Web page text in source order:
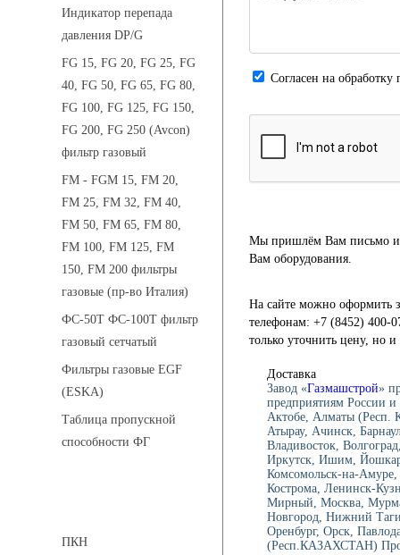
Индикатор перепада
давления DP/G
FG 15, FG 20, FG 25, FG
40, FG 50, FG 65, FG 80,
FG 100, FG 125, FG 150,
FG 200, FG 250 (Avcon)
фильтр газовый
FM - FGM 15, FM 20,
FM 25, FM 32, FM 40,
FM 50, FM 65, FM 80,
FM 100, FM 125, FM
150, FM 200 фильтры
газовые (пр-во Италия)
ФС-50Т ФС-100Т фильтр
газовый сетчатый
Фильтры газовые EGF
(ESKA)
Таблица пропускной
способности ФГ
ПКН
Cогласен на
Мы пришлём Вам письмо и
Вам оборудования.
На сайте можно оформить
телефонам: +7 (8452) 400-
только уточнить цену, но
Доставка
Завод «Газмашстрой»
предприятиям России
Актобе, Алматы (Респ.
Атырау, Ачинск,
Владивосток,
Иркутск, Ишим,
Комсомольск-на-
Кострома, Ленинск-
Мирный, Москва,
Новгород, Нижний
Оренбург, Орск,
(Респ.КАЗАХСТАН)